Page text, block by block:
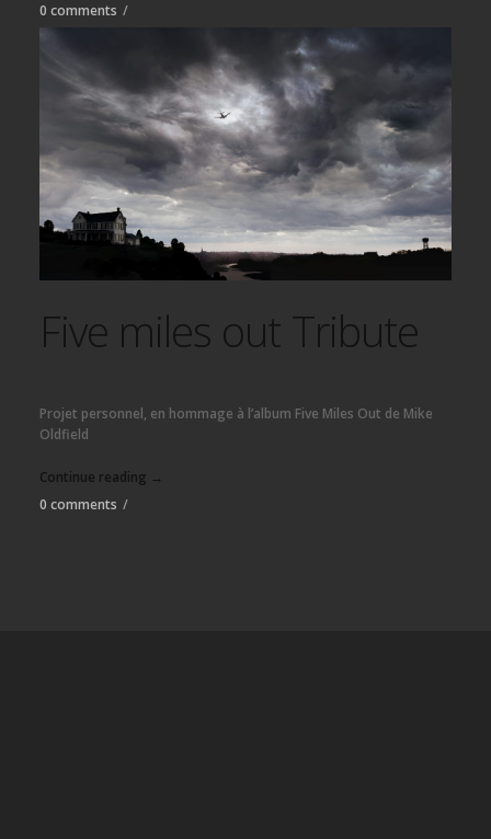
0 comments /
Five miles out Tribute
Projet personnel, en hommage à l’album Five Miles Out de Mike
Oldfield
Continue reading →
0 comments /